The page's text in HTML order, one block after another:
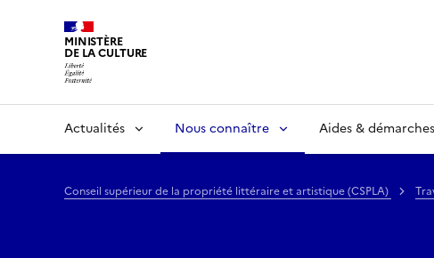
MINISTÈRE
DE LA CULTURE
Actualités Nous connaître Aides & démarches
Conseil supérieur de la propriété littéraire et artistique (CSPLA)